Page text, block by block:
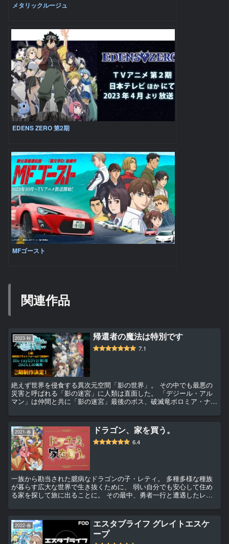
メタリックルージュ
EDENS ZERO 第2期
MFゴースト
関連作品
2023-秋 帰還者の魔法は特別です
7.1
絶えず世界を侵食する異次元空間「影の世界」。 その中でも最悪の
災害と呼ばれる「影の迷宮」に人類は直面した。 「デジール・アル
マン」は仲間と共に「影の迷宮」最後のボス、破滅竜ボロミア・ナポ
思った瞬間、デジールの目の前に広...
2021-春 ドラゴン、家を買う。
6.4
一族から勘当された臆病なドラゴンの子・レティ。 多種多様な種族
が暮らす広大な世界で生き抜くために、 弱い自分でも安心して住め
る家を探して旅に出ることに。 その最中、勇者一行と遭遇したレテ
た…。 共に旅をすることになった２...
2022-春
エスタブライフ グレイトエスケ
ープ